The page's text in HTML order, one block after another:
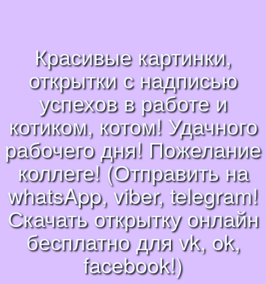
Красивые картинки,
открытки с надписью
успехов в работе и
котиком, котом! Удачного
рабочего дня! Пожелание
коллеге! (Отправить на
whatsApp, viber, telegram!
Скачать открытку онлайн
бесплатно для vk, ok,
facebook!)